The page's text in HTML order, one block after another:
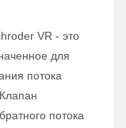
VR - это
для
потока
потока